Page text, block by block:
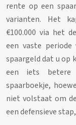
rente op een
varianten. Het
€100.000 via het
een vaste
spaargeld dat u op
een iets betere
spaarboekje,
niet volstaat om
een defensieve